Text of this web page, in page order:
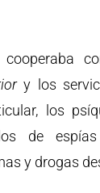
y los
los
de
y drogas